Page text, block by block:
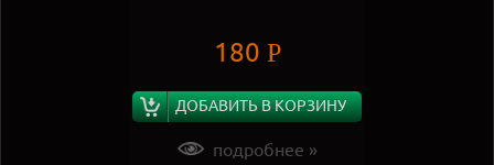
180 Р
ДОБАВИТЬ В КОРЗИНУ
подробнее »